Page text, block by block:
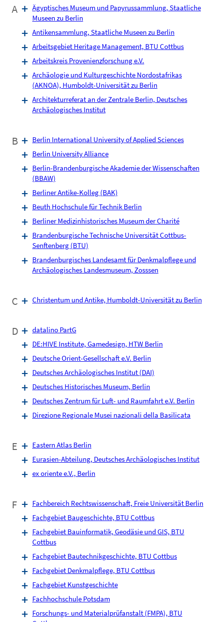
A
Ägyptisches Museum und Papyrussammlung, Staatliche
Museen zu Berlin
Antikensammlung, Staatliche Museen zu Berlin
Arbeitsgebiet Heritage Management, BTU Cottbus
Arbeitskreis Provenienzforschung e.V.
Archäologie und Kulturgeschichte Nordostafrikas
(AKNOA), Humboldt-Universität zu Berlin
Architekturreferat an der Zentrale Berlin, Deutsches
Archäologisches Institut
B
Berlin International University of Applied Sciences
Berlin University Alliance
Berlin-Brandenburgische Akademie der Wissenschaften
(BBAW)
Berliner Antike-Kolleg (BAK)
Beuth Hochschule für Technik Berlin
Berliner Medizinhistorisches Museum der Charité
Brandenburgische Technische Universität Cottbus-
Senftenberg (BTU)
Brandenburgisches Landesamt für Denkmalpflege und
Archäologisches Landesmuseum, Zosssen
C Christentum und Antike, Humboldt-Universität zu Berlin
D
datalino PartG
DE:HIVE Institute, Game­design, HTW Berlin
Deutsche Orient-Gesellschaft e.V. Berlin
Deutsches Archäologisches Institut (DAI)
Deutsches Historisches Museum, Berlin
Deutsches Zentrum für Luft- und Raumfahrt e.V. Berlin
Direzione Regionale Musei nazionali della Basilicata
E
Eastern Atlas Berlin
Eurasien-Abteilung, Deutsches Archäologisches Institut
ex oriente e.V., Berlin
F
Fachbereich Rechtswissenschaft, Freie Universität Berlin
Fachgebiet Baugeschichte, BTU Cottbus
Fachgebiet Bauinformatik, Geodäsie und GIS, BTU
Cottbus
Fachgebiet Bautechnikgeschichte, BTU Cottbus
Fachgebiet Denkmalpflege, BTU Cottbus
Fachgebiet Kunstgeschichte
Fachhochschule Potsdam
Forschungs- und Materialprüfanstalt (FMPA), BTU